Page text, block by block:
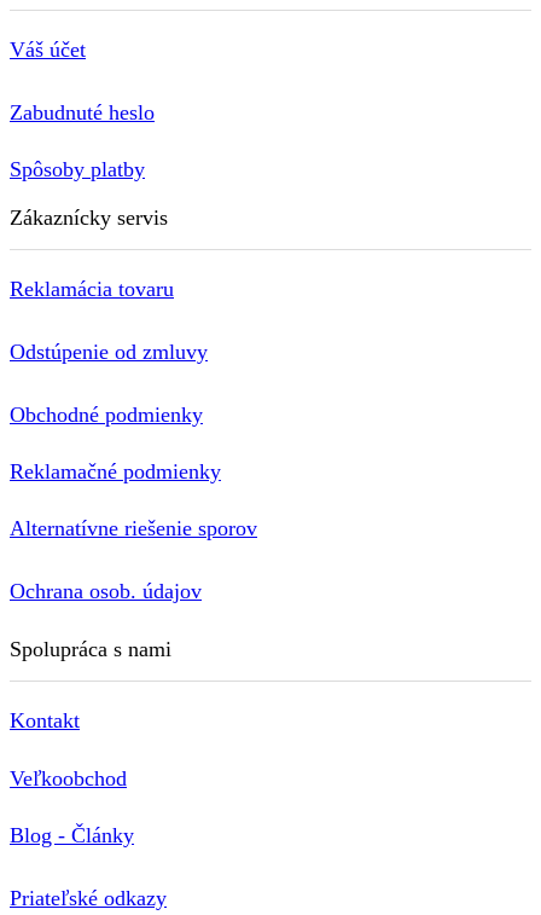
Váš účet
Zabudnuté heslo
Spôsoby platby
Zákaznícky servis
Reklamácia tovaru
Odstúpenie od zmluvy
Obchodné podmienky
Reklamačné podmienky
Alternatívne riešenie sporov
Ochrana osob. údajov
Spolupráca s nami
Kontakt
Veľkoobchod
Blog - Články
Priateľské odkazy